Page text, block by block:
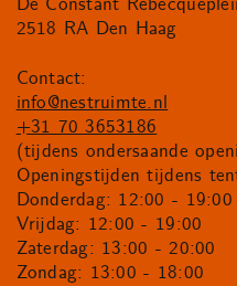
2518 RA Den Haag
Contact:
info@nestruimte.nl
+31 70 3653186
(tijdens ondersaande
Openingstijden tijdens
Donderdag: 12:00 - 19:00
Vrijdag: 12:00 - 19:00
Zaterdag: 13:00 - 20:00
Zondag: 13:00 - 18:00